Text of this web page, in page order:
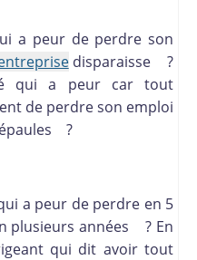
a peur de perdre son
disparaisse ?
qui a peur car tout
de perdre son emploi
?
a peur de perdre en 5
plusieurs années ? En
qui dit avoir tout